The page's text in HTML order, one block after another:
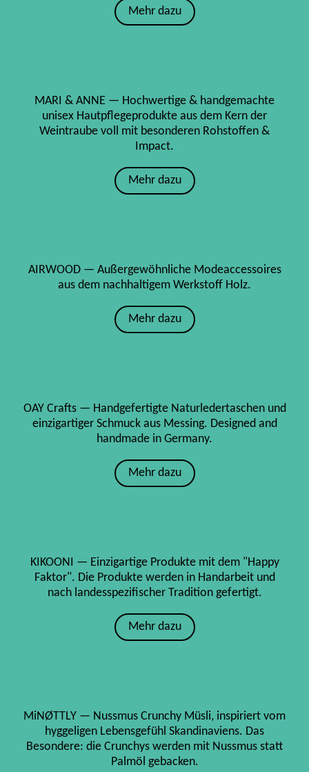
Mehr dazu
MARI & ANNE — Hochwertige & handgemachte
unisex Hautpflegeprodukte aus dem Kern der
Weintraube voll mit besonderen Rohstoffen &
Impact.
Mehr dazu
AIRWOOD — Außergewöhnliche Modeaccessoires
aus dem nachhaltigem Werkstoff Holz.
Mehr dazu
OAY Crafts — Handgefertigte Naturledertaschen und
einzigartiger Schmuck aus Messing. Designed and
handmade in Germany.
Mehr dazu
KIKOONI — Einzigartige Produkte mit dem "Happy
Faktor". Die Produkte werden in Handarbeit und
nach landesspezifischer Tradition gefertigt.
Mehr dazu
MiNØTTLY — Nussmus Crunchy Müsli, inspiriert vom
hyggeligen Lebensgefühl Skandinaviens. Das
Besondere: die Crunchys werden mit Nussmus statt
Palmöl gebacken.